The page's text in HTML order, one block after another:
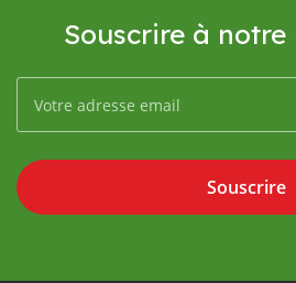
Souscrire à
Souscrire